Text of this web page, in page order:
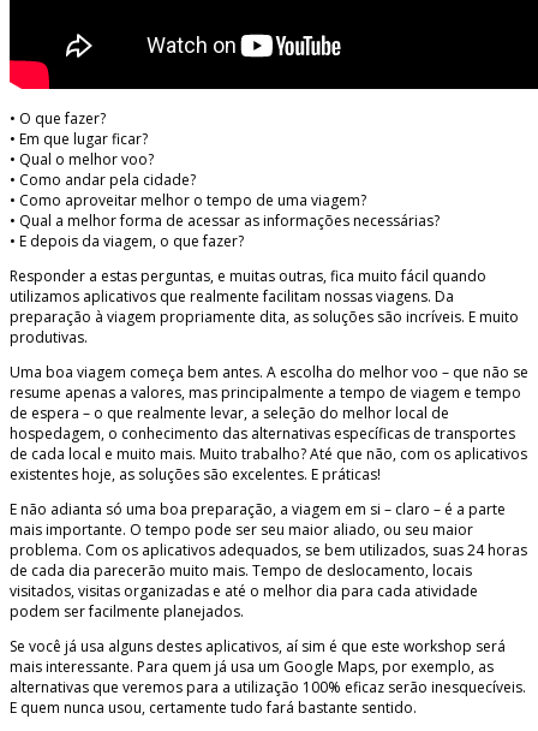
• O que fazer?
• Em que lugar ficar?
• Qual o melhor voo?
• Como andar pela cidade?
• Como aproveitar melhor o tempo de uma viagem?
• Qual a melhor forma de acessar as informações necessárias?
• E depois da viagem, o que fazer?
Responder a estas perguntas, e muitas outras, fica muito fácil quando
utilizamos aplicativos que realmente facilitam nossas viagens. Da
preparação à viagem propriamente dita, as soluções são incríveis. E muito
produtivas.
Uma boa viagem começa bem antes. A escolha do melhor voo – que não se
resume apenas a valores, mas principalmente a tempo de viagem e tempo
de espera – o que realmente levar, a seleção do melhor local de
hospedagem, o conhecimento das alternativas específicas de transportes
de cada local e muito mais. Muito trabalho? Até que não, com os aplicativos
existentes hoje, as soluções são excelentes. E práticas!
E não adianta só uma boa preparação, a viagem em si – claro – é a parte
mais importante. O tempo pode ser seu maior aliado, ou seu maior
problema. Com os aplicativos adequados, se bem utilizados, suas 24 horas
de cada dia parecerão muito mais. Tempo de deslocamento, locais
visitados, visitas organizadas e até o melhor dia para cada atividade
podem ser facilmente planejados.
Se você já usa alguns destes aplicativos, aí sim é que este workshop será
mais interessante. Para quem já usa um Google Maps, por exemplo, as
alternativas que veremos para a utilização 100% eficaz serão inesquecíveis.
E quem nunca usou, certamente tudo fará bastante sentido.